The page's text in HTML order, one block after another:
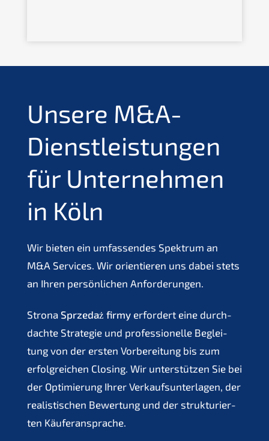
Unsere M&A-
Dienstleistungen
für Unter­neh­men
in Köln
Wir bieten ein umfas­sen­des Spektrum an
M&A Services. Wir orien­tie­ren uns dabei stets
an Ihren persön­li­chen Anforderungen.
Strona Sprze­daż firmy erfor­dert eine durch­
dach­te Strate­gie und profes­sio­nel­le Beglei­
tung von der ersten Vorbe­rei­tung bis zum
erfolg­rei­chen Closing. Wir unter­stüt­zen Sie bei
der Optimie­rung Ihrer Verkaufs­un­ter­la­gen, der
realis­ti­schen Bewer­tung und der struk­tu­rier­
ten Käuferansprache.